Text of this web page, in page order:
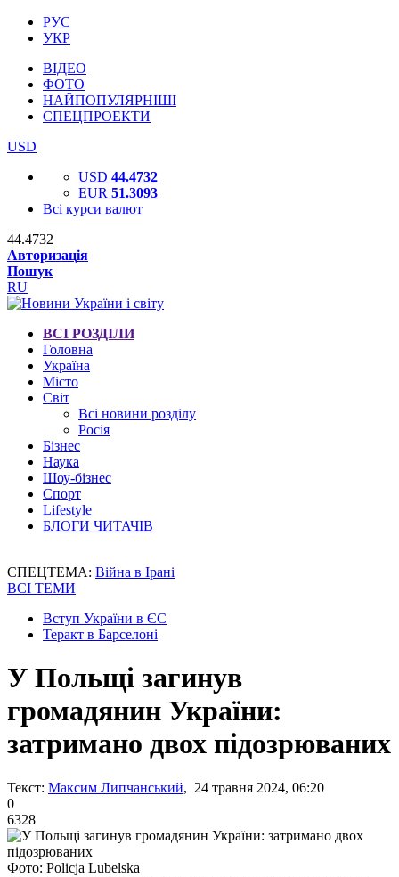
РУС
УКР
ВІДЕО
ФОТО
НАЙПОПУЛЯРНІШІ
СПЕЦПРОЕКТИ
USD
USD 44.4732
EUR 51.3093
Всі курси валют
44.4732
Авторизація
Пошук
RU
ВСІ РОЗДІЛИ
Головна
Україна
Місто
Світ
Всі новини розділу
Росія
Бізнес
Наука
Шоу-бізнес
Спорт
Lifestyle
БЛОГИ ЧИТАЧІВ
СПЕЦТЕМА: Війна в Ірані
ВСІ ТЕМИ
Вступ України в ЄС
Теракт в Барселоні
У Польщі загинув
громадянин України:
затримано двох підозрюваних
Текст: Максим Липчанський, 24 травня 2024, 06:20
0
6328
Фото: Policja Lubelska